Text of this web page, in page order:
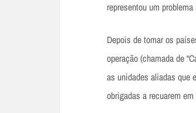
representou um
Depois de tomar os
operação (chamada de
as unidades aliadas que
obrigadas a recuarem